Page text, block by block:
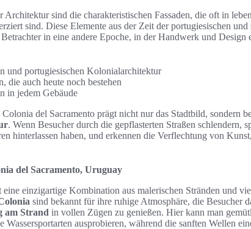
Architektur sind die charakteristischen Fassaden, die oft in
sind. Diese Elemente aus der Zeit der portugiesischen und
in eine andere Epoche, in der Handwerk und Design
und portugiesischen Kolonialarchitektur
die auch heute noch bestehen
in jedem Gebäude
del Sacramento prägt nicht nur das Stadtbild, sondern
. Wenn Besucher durch die gepflasterten Straßen schlendern,
hinterlassen haben, und erkennen die Verflechtung von
del Sacramento, Uruguay
eine einzigartige Kombination aus malerischen Stränden und
sind bekannt für ihre ruhige Atmosphäre, die Besucher
am Strand in vollen Zügen zu genießen. Hier kann man
Wassersportarten ausprobieren, während die sanften Wellen